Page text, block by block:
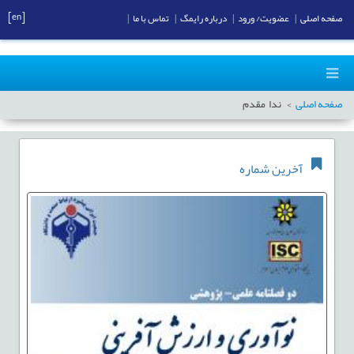
صفحه اصلی ندا مقدم
آخرین شماره
صفحه اصلی عضویت/ ورود درباره رایمگ تماس با ما